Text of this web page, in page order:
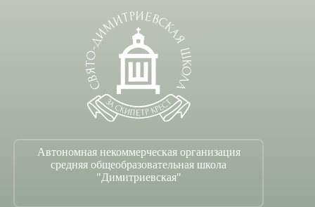
Автономная некоммерческая организация
средняя общеобразовательная школа
"Димитриевская"